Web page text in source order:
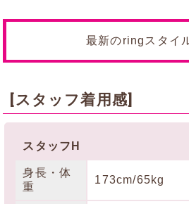
最新のringスタイ
[スタッフ着用感]
スタッフH
身長・体
重
173cm/65kg